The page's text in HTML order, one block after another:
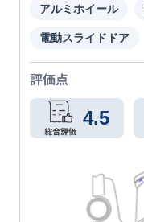
アルミホイール
電動スライドドア
評価点
4.5